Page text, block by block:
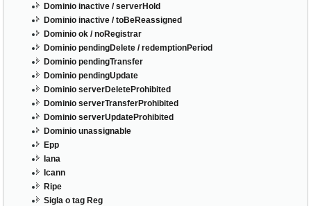
Dominio inactive / serverHold
Dominio inactive / toBeReassigned
Dominio ok / noRegistrar
Dominio pendingDelete / redemptionPeriod
Dominio pendingTransfer
Dominio pendingUpdate
Dominio serverDeleteProhibited
Dominio serverTransferProhibited
Dominio serverUpdateProhibited
Dominio unassignable
Epp
Iana
Icann
Ripe
Sigla o tag Reg